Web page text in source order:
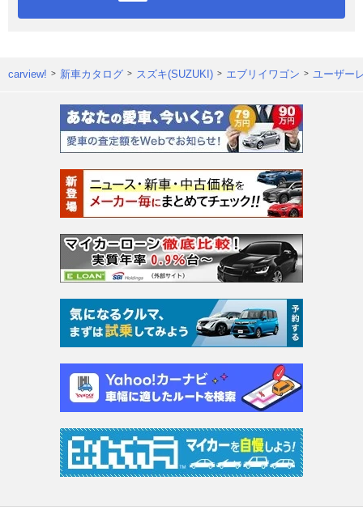
carview! 新車カタログ スズキ(SUZUKI) エブリイワゴン ユーザー